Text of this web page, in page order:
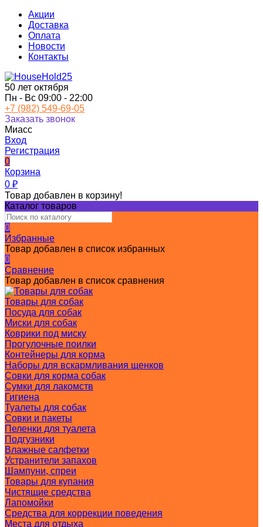
Акции
Доставка
Оплата
Новости
Контакты
50 лет октября
Пн - Вс 09:00 - 22:00
+7 (982) 549-69-05
Заказать звонок
Миасс
Вход
Регистрация
0
Корзина
0 ₽
Товар добавлен в корзину!
Каталог товаров
0
Избранные
Товар добавлен в список избранных
0
Сравнение
Товар добавлен в список сравнения
Товары для собак
Посуда для собак
Миски для собак
Коврики под миску
Прогулочные поилки
Контейнеры для корма
Наборы для вскармливания щенков
Совки для корма собак
Сумки для лакомств
Гигиена
Туалеты для собак
Совки и пакеты
Пеленки для туалета
Подгузники
Влажные салфетки
Устранители запахов
Шампуни, спреи
Товары для купания
Чистящие средства
Лапомойки
Средства для коррекции поведения
Места для отдыха